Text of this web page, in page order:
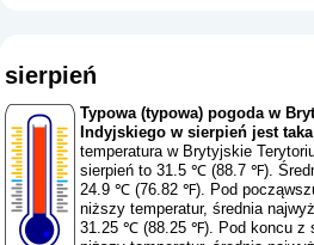
sierpień
Typowa (typowa) pogoda w
Indyjskiego w sierpień jest
temperatura w Brytyjskie
sierpień to 31.5 ℃ (88.7 ℉).
24.9 ℃ (76.82 ℉). Pod
niższy temperatur, średnia
31.25 ℃ (88.25 ℉). Pod koncu z